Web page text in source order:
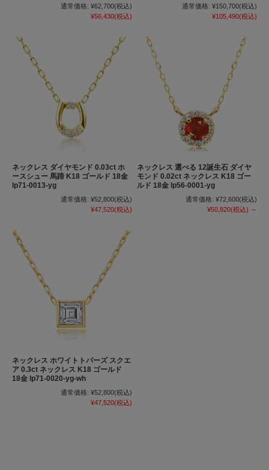
通常価格: ¥62,700(税込)
¥56,430(税込)
通常価格: ¥150,700(税込)
¥105,490(税込)
ネックレス ダイヤモンド 0.03ct ホ
ースシュー 馬蹄 K18 ゴールド 18金
lp71-0013-yg
通常価格: ¥52,800(税込)
¥47,520(税込)
ネックレス 選べる 12誕生石 ダイヤ
モンド 0.02ct ネックレス K18 ゴー
ルド 18金 lp56-0001-yg
通常価格: ¥72,600(税込)
¥50,820(税込) ～
ネックレス ホワイトトパーズ スクエ
ア 0.3ct ネックレス K18 ゴールド
18金 lp71-0020-yg-wh
通常価格: ¥52,800(税込)
¥47,520(税込)